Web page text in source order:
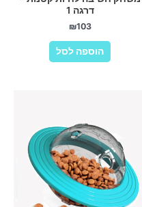
דרגה 1
₪103
הוספה לסל